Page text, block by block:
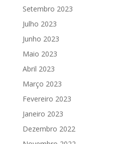
Setembro 2023
Julho 2023
Junho 2023
Maio 2023
Abril 2023
Março 2023
Fevereiro 2023
Janeiro 2023
Dezembro 2022